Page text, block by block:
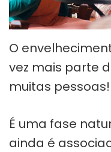
O
vez mais parte
muitas pessoas!
É uma fase
ainda é